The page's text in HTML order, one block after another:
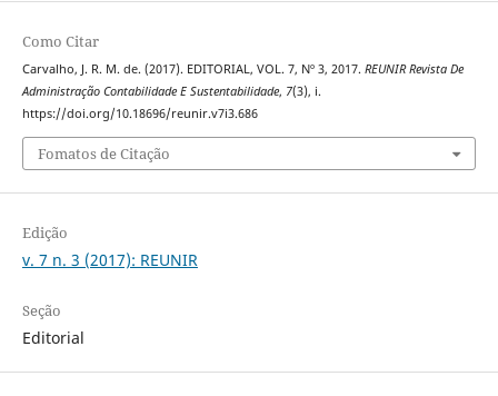
Como Citar
Carvalho, J. R. M. de. (2017). EDITORIAL, VOL. 7, Nº 3, 2017. REUNIR Revista De
Administração Contabilidade E Sustentabilidade, 7(3), i.
https://doi.org/10.18696/reunir.v7i3.686
Fomatos de Citação
Edição
v. 7 n. 3 (2017): REUNIR
Seção
Editorial